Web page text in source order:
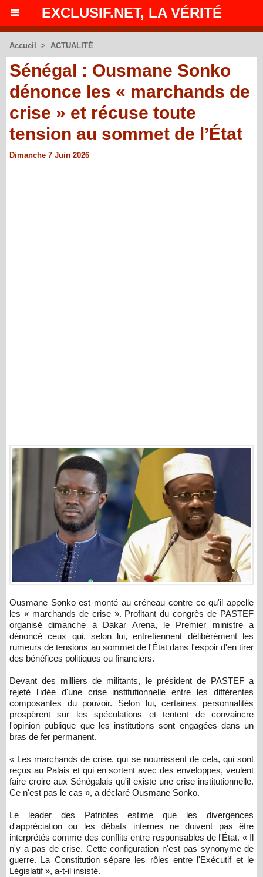
EXCLUSIF.NET, LA VÉRITÉ
Accueil > ACTUALITÉ
Sénégal : Ousmane Sonko
dénonce les « marchands de
crise » et récuse toute
tension au sommet de l’État
Dimanche 7 Juin 2026
Ousmane Sonko est monté au créneau contre ce qu'il appelle
les « marchands de crise ». Profitant du congrès de PASTEF
organisé dimanche à Dakar Arena, le Premier ministre a
dénoncé ceux qui, selon lui, entretiennent délibérément les
rumeurs de tensions au sommet de l'État dans l'espoir d'en tirer
des bénéfices politiques ou financiers.
Devant des milliers de militants, le président de PASTEF a
rejeté l'idée d'une crise institutionnelle entre les différentes
composantes du pouvoir. Selon lui, certaines personnalités
prospèrent sur les spéculations et tentent de convaincre
l'opinion publique que les institutions sont engagées dans un
bras de fer permanent.
« Les marchands de crise, qui se nourrissent de cela, qui sont
reçus au Palais et qui en sortent avec des enveloppes, veulent
faire croire aux Sénégalais qu'il existe une crise institutionnelle.
Ce n'est pas le cas », a déclaré Ousmane Sonko.
Le leader des Patriotes estime que les divergences
d'appréciation ou les débats internes ne doivent pas être
interprétés comme des conflits entre responsables de l'État. « Il
n'y a pas de crise. Cette configuration n'est pas synonyme de
guerre. La Constitution sépare les rôles entre l'Exécutif et le
Législatif », a-t-il insisté.